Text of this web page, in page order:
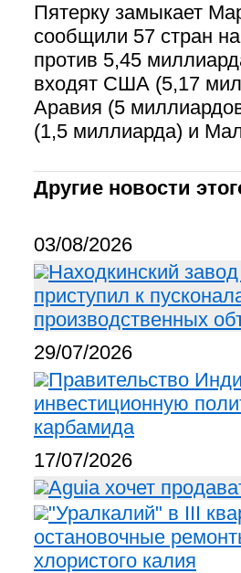
Пятерку замыкает
сообщили 57 стран
против 5,45
входят США (5,17
Аравия (5
(1,5 миллиарда) и
Другие новости
03/08/2026
Находкинский
приступил к
производственных
29/07/2026
Правительство
инвестиционную
карбамида
17/07/2026
Aguia хочет
"Уралкалий" в III
остановочные
хлористого калия